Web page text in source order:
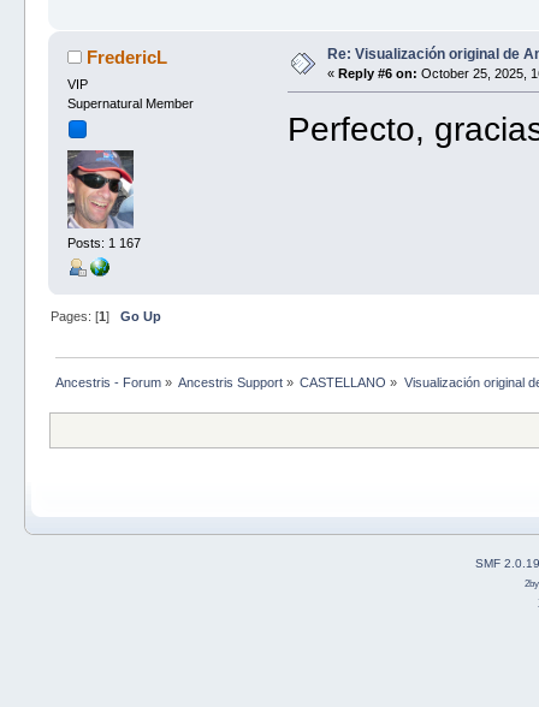
FredericL
VIP
Supernatural Member
Posts: 1 167
Re: Visualización original de
« Reply #6 on: October 25, 2025,
Perfecto,
Pages: [1] Go Up
Ancestris - Forum» Ancestris Support » CASTELLANO » Visualización original
SMF 2.0.19